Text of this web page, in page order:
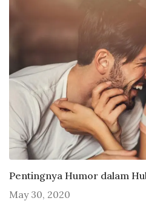
Pentingnya Humor dalam
May 30, 2020